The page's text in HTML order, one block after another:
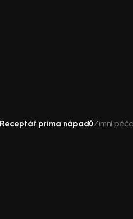
Receptář prima nápadůZimní